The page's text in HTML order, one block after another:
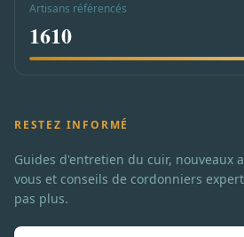
Artisans référencés
1610
RESTEZ INFORMÉ
Guides d'entretien du cuir, nouveaux
vous et conseils de cordonniers
pas plus.